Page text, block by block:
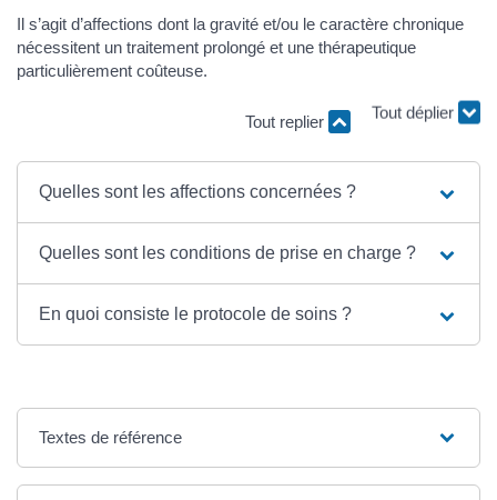
Il s’agit d’affections dont la gravité et/ou le caractère chronique
nécessitent un traitement prolongé et une thérapeutique
particulièrement coûteuse.
Tout replier
Quelles sont les affections concernées ?
Quelles sont les conditions de prise en charge ?
En quoi consiste le protocole de soins ?
Textes de référence